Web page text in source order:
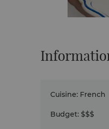
Cuisine: French
Budget: $$$